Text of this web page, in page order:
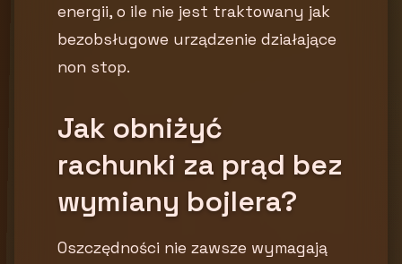
energii, o ile nie jest traktowany jak
bezobsługowe urządzenie działające
non stop.
Jak obniżyć
rachunki za prąd bez
wymiany bojlera?
Oszczędności nie zawsze wymagają